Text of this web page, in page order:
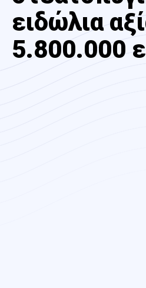
ειδώλια
5.800.000